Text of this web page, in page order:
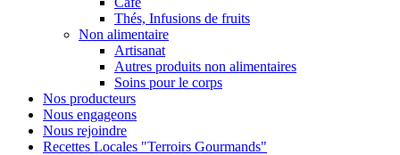
Thés, Infusions de fruits
Non alimentaire
Artisanat
Autres produits non alimentaires
Soins pour le corps
Nos producteurs
Nous engageons
Nous rejoindre
Recettes Locales "Terroirs Gourmands"